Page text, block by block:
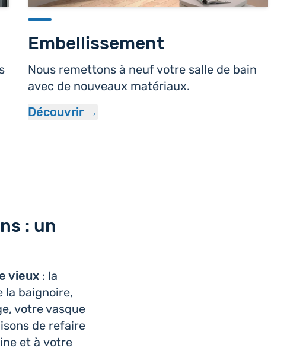
Embellissement
Nous remettons à neuf votre salle de bain
avec de nouveaux matériaux.
Découvrir
: un
vieux : la
la bai­gnoire,
votre vasque
de refaire
et à votre